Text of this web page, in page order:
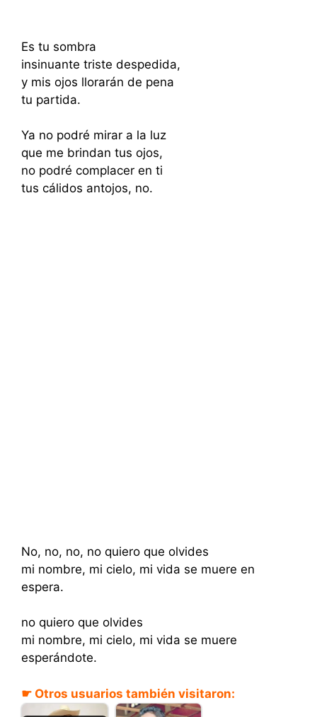
Es tu sombra
insinuante triste despedida,
y mis ojos llorarán de pena
tu partida.
Ya no podré mirar a la luz
que me brindan tus ojos,
no podré complacer en ti
tus cálidos antojos, no.
No, no, no, no quiero que olvides
mi nombre, mi cielo, mi vida se muere en
espera.
no quiero que olvides
mi nombre, mi cielo, mi vida se muere
esperándote.
☛ Otros usuarios también visitaron: